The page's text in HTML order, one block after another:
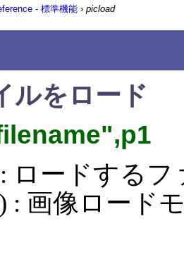
- 標準機能 › picload
ルをロード
ロードする
: 画像ロード